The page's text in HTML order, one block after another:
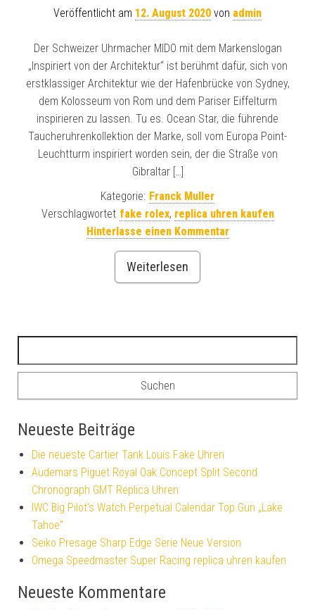
Veröffentlicht am 12. August 2020 von admin
Der Schweizer Uhrmacher MIDO mit dem Markenslogan
„Inspiriert von der Architektur“ ist berühmt dafür, sich von
erstklassiger Architektur wie der Hafenbrücke von Sydney,
dem Kolosseum von Rom und dem Pariser Eiffelturm
inspirieren zu lassen. Tu es. Ocean Star, die führende
Taucheruhrenkollektion der Marke, soll vom Europa Point-
Leuchtturm inspiriert worden sein, der die Straße von
Gibraltar […]
Kategorie: Franck Muller
Verschlagwortet fake rolex, replica uhren kaufen
Hinterlasse einen Kommentar
Weiterlesen
Neueste Beiträge
Die neueste Cartier Tank Louis Fake Uhren
Audemars Piguet Royal Oak Concept Split Second
Chronograph GMT Replica Uhren
IWC Big Pilot’s Watch Perpetual Calendar Top Gun „Lake
Tahoe“
Seiko Presage Sharp Edge Serie Neue Version
Omega Speedmaster Super Racing replica uhren kaufen
Neueste Kommentare